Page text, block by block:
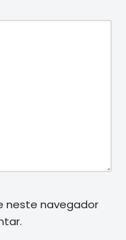
neste navegador